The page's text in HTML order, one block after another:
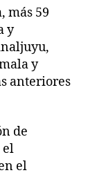
más 59
y
y
anteriores
de
el
el